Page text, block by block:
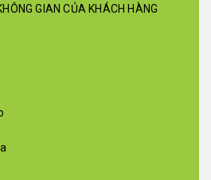
GIAN CỦA KHÁCH HÀNG